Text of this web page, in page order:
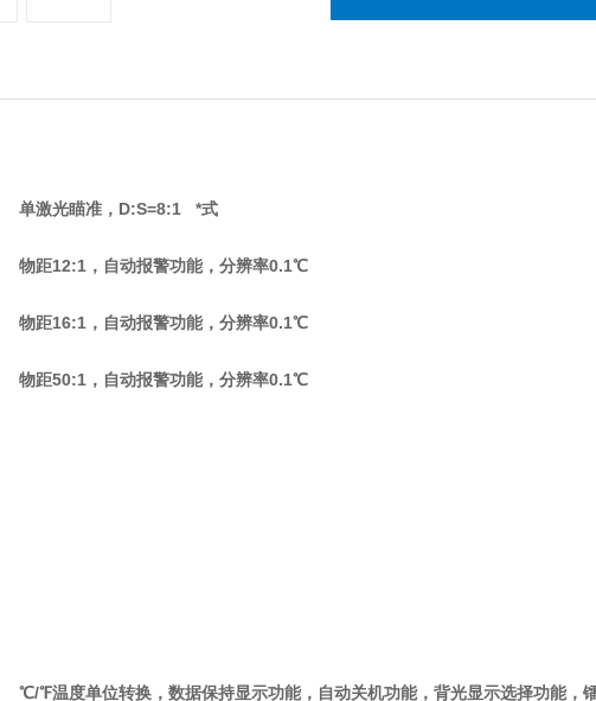
单激光瞄准，D:S=8:1 *式
物距12:1，自动报警功能，分辨率0.1℃
物距16:1，自动报警功能，分辨率0.1℃
物距50:1，自动报警功能，分辨率0.1℃
℃/℉温度单位转换，数据保持显示功能，自动关机功能，背光显示选择功能，